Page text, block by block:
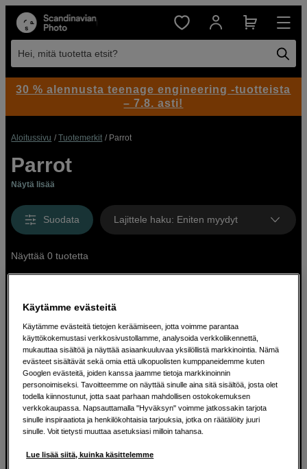
Hei, mitä tuotetta etsit?
Aloitussivu Tuotemerkit Parrot
Parrot
Näytä lisää
Suodata Lajittele haku: Eniten myydyt
Näyttää 0 tuotetta
Ratkaisuja luoville ihmisille jo vuodesta
1982
Olemme Scandinavian Photolla jo yli 40 vuoden ajan
auttaneet luovia ihmisiä toteuttamaan visioitaan.
Tarjoamme inspiraatiota, asiantuntemusta ja tuotteita
muun muassa valokuvauksen, äänen, videokuvauksen ja
30 % alennusta teenage engineering -tuotteista
– 7.8. asti!
Käytämme evästeitä
Käytämme evästeitä tietojen keräämiseen, jotta voimme parantaa
käyttökokemustasi verkkosivustollamme, analysoida verkkoliikennettä,
mukauttaa sisältöä ja näyttää asiaankuuluvaa yksilöllistä markkinointia. Nämä
evästeet sisältävät sekä omia että ulkopuolisten kumppaneidemme kuten
Googlen evästeitä, joiden kanssa jaamme tietoja markkinoinnin
personoimiseksi. Tavoitteemme on näyttää sinulle aina sitä sisältöä, josta olet
todella kiinnostunut, jotta saat parhaan mahdollisen ostokokemuksen
verkkokaupassa. Napsauttamalla "Hyväksyn" voimme jatkossakin tarjota
sinulle inspiraatiota ja henkilökohtaisia tarjouksia, jotka on räätälöity juuri
sinulle. Voit tietysti muuttaa asetuksiasi milloin tahansa.
Lue lisää siitä, kuinka käsittelemme